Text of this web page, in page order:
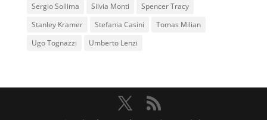
Sergio Sollima
Silvia Monti
Spencer Tracy
Stanley Kramer
Stefania Casini
Tomas Milian
Ugo Tognazzi
Umberto Lenzi